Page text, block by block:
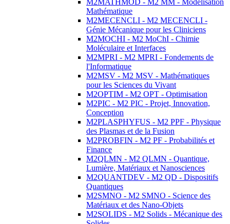
M2MATHMOD - M2 MM - Modélisation
Mathématique
M2MECENCLI - M2 MECENCLI -
Génie Mécanique pour les Cliniciens
M2MOCHI - M2 MoChI - Chimie
Moléculaire et Interfaces
M2MPRI - M2 MPRI - Fondements de
l'Informatique
M2MSV - M2 MSV - Mathématiques
pour les Sciences du Vivant
M2OPTIM - M2 OPT - Optimisation
M2PIC - M2 PIC - Projet, Innovation,
Conception
M2PLASPHYFUS - M2 PPF - Physique
des Plasmas et de la Fusion
M2PROBFIN - M2 PF - Probabilités et
Finance
M2QLMN - M2 QLMN - Quantique,
Lumière, Matériaux et Nanosciences
M2QUANTDEV - M2 QD - Dispositifs
Quantiques
M2SMNO - M2 SMNO - Science des
Matériaux et des Nano-Objets
M2SOLIDS - M2 Solids - Mécanique des